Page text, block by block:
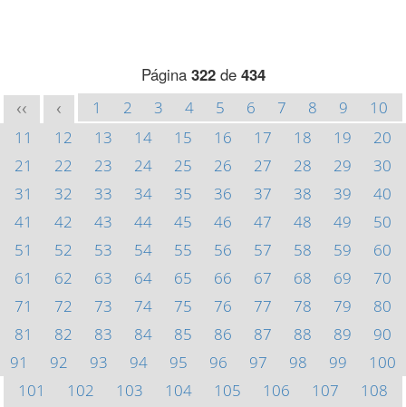
Página 322de 434
<< < 1 2 3 4 5 6 7 8 9
10
11
12 13 14 15 16 17 18 19
20
21
22 23 24 25 26 27 28 29
30
31
32 33 34 35 36 37 38 39
40
41
42 43 44 45 46 47 48 49
50
51
52 53 54 55 56 57 58 59
60
61
62 63 64 65 66 67 68 69
70
71
72 73 74 75 76 77 78 79
80
81
82 83 84 85 86 87 88 89
90
91
92 93 94 95 96 97 98 99
100
101
102 103 104 105 106 107
108